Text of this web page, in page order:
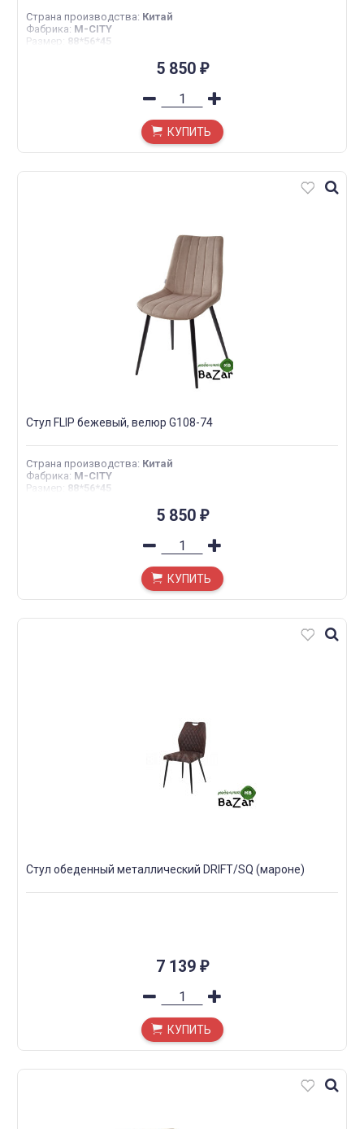
Страна производства: Китай
Фабрика: M-CITY
Размер : 88*56*45
5 850 ₽
КУПИТЬ
Стул FLIP бежевый, велюр G108-74
Страна производства: Китай
Фабрика: M-CITY
Размер : 88*56*45
5 850 ₽
КУПИТЬ
Стул обеденный металлический DRIFT/SQ (мароне)
7 139 ₽
КУПИТЬ